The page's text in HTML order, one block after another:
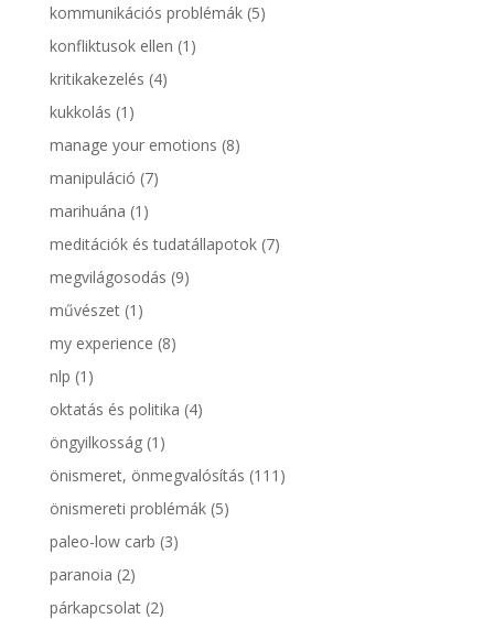
kommunikációs problémák(5)
konfliktusok ellen (1)
kritikakezelés (4)
kukkolás (1)
manage your emotions (8)
manipuláció (7)
marihuána (1)
meditációk és tudatállapotok(7)
megvilágosodás (9)
művészet(1)
my experience (8)
nlp (1)
oktatás és politika (4)
öngyilkosság(1)
önismeret, önmegvalósítás (111)
önismereti problémák(5)
paleo-low carb (3)
paranoia (2)
párkapcsolat(2)